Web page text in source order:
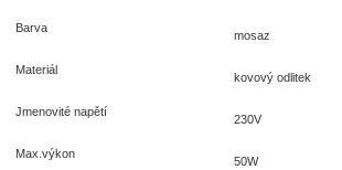
Barva
mosaz
Materiál
kovový odlitek
Jmenovité napětí
230V
Max.výkon
50W